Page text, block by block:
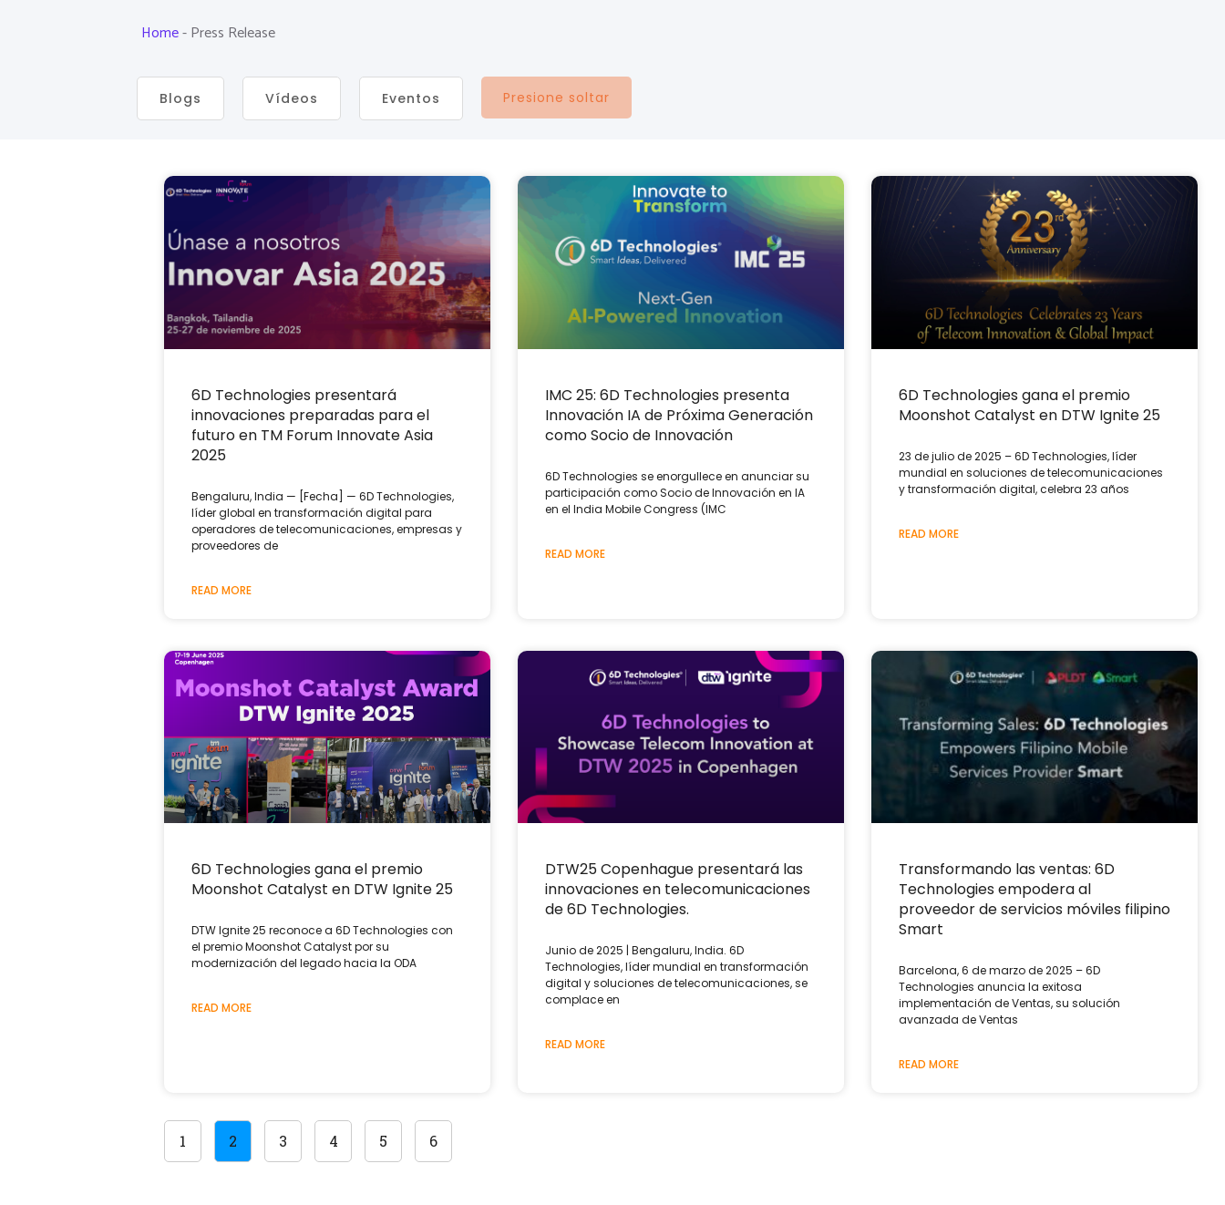
Home-Press Release
Blogs Vídeos Eventos Presione soltar
6D Technologies presentará
innovaciones preparadas para el
futuro en TM Forum Innovate Asia
2025
Bengaluru, India — [Fecha] — 6D Technologies,
líder global en transformación digital para
operadores de telecomunicaciones, empresas y
proveedores de
READ MORE
IMC 25: 6D Technologies presenta
Innovación IA de Próxima Generación
como Socio de Innovación
6D Technologies se enorgullece en anunciar su
participación como Socio de Innovación en IA
en el India Mobile Congress (IMC
READ MORE
6D Technologies gana el premio
Moonshot Catalyst en DTW Ignite 25
23 de julio de 2025 – 6D Technologies, líder
mundial en soluciones de telecomunicaciones
y transformación digital, celebra 23 años
READ MORE
6D Technologies gana el premio
Moonshot Catalyst en DTW Ignite 25
DTW Ignite 25 reconoce a 6D Technologies con
el premio Moonshot Catalyst por su
modernización del legado hacia la ODA
READ MORE
DTW25 Copenhague presentará las
innovaciones en telecomunicaciones
de 6D Technologies.
Junio ​​de 2025 | Bengaluru, India. 6D
Technologies, líder mundial en transformación
digital y soluciones de telecomunicaciones, se
complace en
READ MORE
Transformando las ventas: 6D
Technologies empodera al
proveedor de servicios móviles filipino
Smart
Barcelona, ​​6 de marzo de 2025 – 6D
Technologies anuncia la exitosa
implementación de Ventas, su solución
avanzada de Ventas
READ MORE
1 2 3 4 5 6